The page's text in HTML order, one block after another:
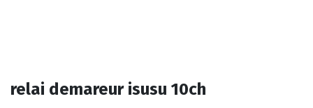
relai demareur isusu 10ch